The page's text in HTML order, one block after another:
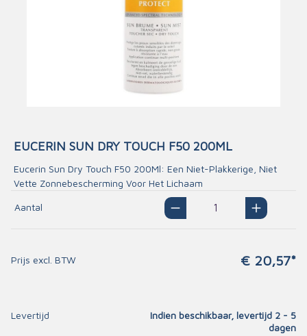
EUCERIN SUN DRY TOUCH F50 200ML
Eucerin Sun Dry Touch F50 200Ml: Een Niet-Plakkerige, Niet
Vette Zonnebescherming Voor Het Lichaam
Aantal
Prijs excl. BTW € 20,57*
Levertijd
Indien beschikbaar, levertijd 2 - 5
dagen